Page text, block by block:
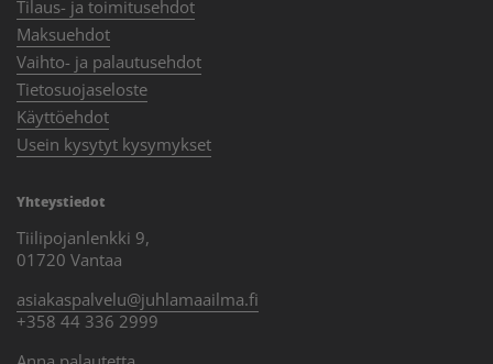
Tilaus- ja toimitusehdot
Maksuehdot
Vaihto- ja palautusehdot
Tietosuojaseloste
Käyttöehdot
Usein kysytyt kysymykset
Yhteystiedot
Tiilipojanlenkki 9,
01720 Vantaa
asiakaspalvelu@juhlamaailma.fi
+358 44 336 2999